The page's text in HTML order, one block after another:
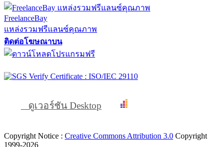
FreelanceBay
แหล่งรวมฟรีแลนซ์คุณภาพ
ติดต่อโฆษณาบน
ดูเวอร์ชัน Desktop
Copyright Notice : Creative Commons Attribution 3.0 Copyright
1999-2026